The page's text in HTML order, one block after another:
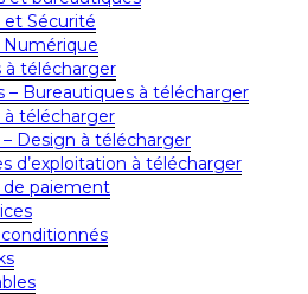
et Sécurité
Numérique
à télécharger
– Bureautiques à télécharger
à télécharger
– Design à télécharger
d’exploitation à télécharger
de paiement